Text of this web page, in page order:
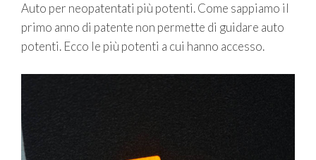
Auto per neopatentati più potenti. Come sappiamo il
primo anno di patente non permette di guidare auto
potenti. Ecco le più potenti a cui hanno accesso.